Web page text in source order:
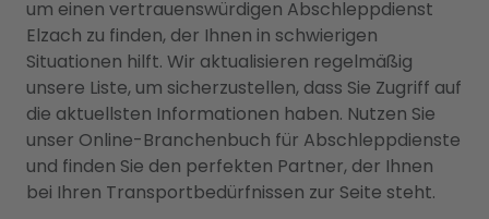
um einen vertrauenswürdigen Abschleppdienst
Elzach zu finden, der Ihnen in schwierigen
Situationen hilft. Wir aktualisieren regelmäßig
unsere Liste, um sicherzustellen, dass Sie Zugriff auf
die aktuellsten Informationen haben. Nutzen Sie
unser Online-Branchenbuch für Abschleppdienste
und finden Sie den perfekten Partner, der Ihnen
bei Ihren Transportbedürfnissen zur Seite steht.